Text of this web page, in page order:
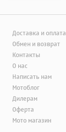
Доставка и оплата
Обмен и возврат
Контакты
О нас
Написать нам
Мотоблог
Дилерам
Оферта
Мото магазин